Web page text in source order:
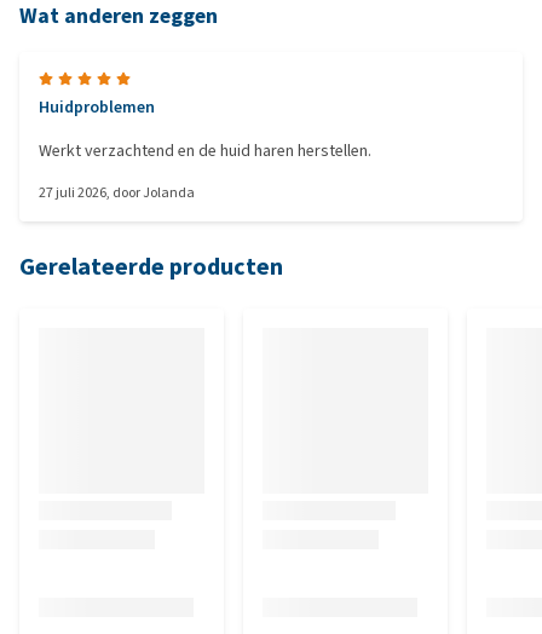
Wat anderen zeggen
Huidproblemen
Werkt verzachtend en de huid haren herstellen.
27 juli 2026, doorJolanda
Gerelateerde producten